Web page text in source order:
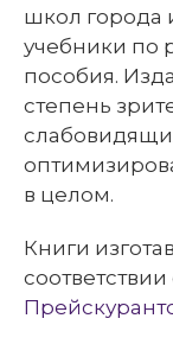
школ города
учебники по
пособия.
степень
в целом.
Книги